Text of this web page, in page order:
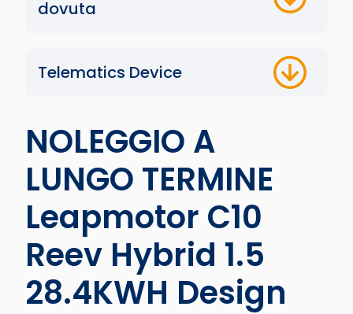
dovuta
Telematics Device
NOLEGGIO A
LUNGO TERMINE
Leapmotor C10
Reev Hybrid 1.5
28.4KWH Design